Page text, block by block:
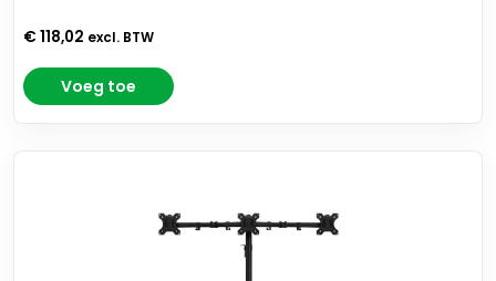
€ 118,02 excl. BTW
Voeg toe